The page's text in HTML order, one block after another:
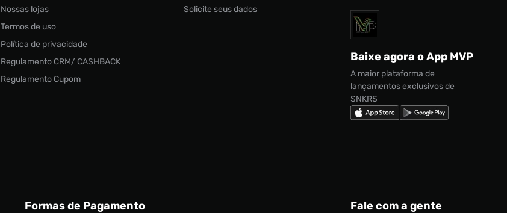
Nossas lojas
Termos de uso
Política de privacidade
Regulamento CRM/ CASHBACK
Regulamento Cupom
Solicite seus dados
Baixe agora o App MVP
A maior plataforma de
lançamentos exclusivos de
SNKRS
Formas de Pagamento Fale com a gente